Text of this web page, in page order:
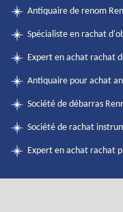
Antiquaire de renom
Spécialiste en rachat
Expert en achat rachat
Antiquaire pour achat
Société de débarras
Société de rachat
Expert en achat rachat